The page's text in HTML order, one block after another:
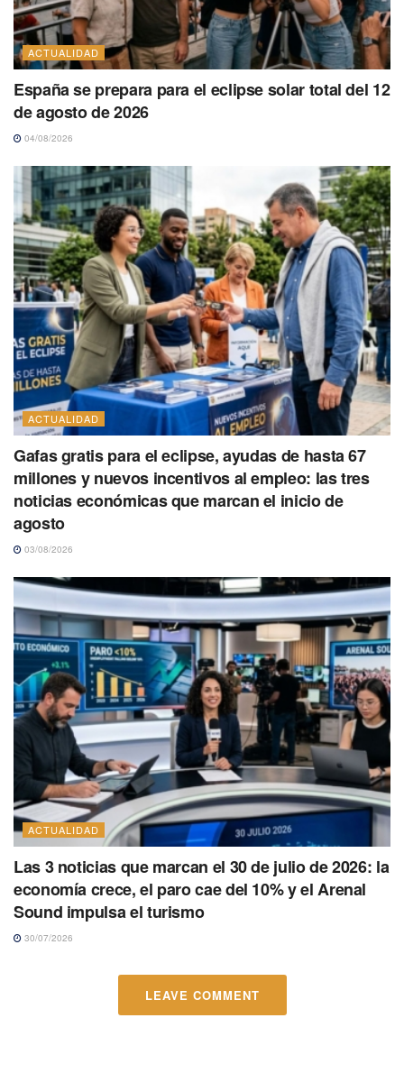
ACTUALIDAD
España se prepara para el eclipse solar total del 12
de agosto de 2026
04/08/2026
ACTUALIDAD
Gafas gratis para el eclipse, ayudas de hasta 67
millones y nuevos incentivos al empleo: las tres
noticias económicas que marcan el inicio de
agosto
03/08/2026
ACTUALIDAD
Las 3 noticias que marcan el 30 de julio de 2026: la
economía crece, el paro cae del 10% y el Arenal
Sound impulsa el turismo
30/07/2026
LEAVE COMMENT